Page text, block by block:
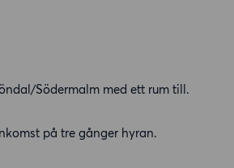
Södermalm med ett rum till.
på tre gånger hyran.